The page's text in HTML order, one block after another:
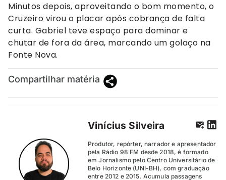
Minutos depois, aproveitando o bom momento, o
Cruzeiro virou o placar após cobrança de falta
curta. Gabriel teve espaço para dominar e
chutar de fora da área, marcando um golaço na
Fonte Nova.
Compartilhar matéria
Vinícius Silveira
Produtor, repórter, narrador e apresentador
pela Rádio 98 FM desde 2018, é formado
em Jornalismo pelo Centro Universitário de
Belo Horizonte (UNI-BH), com graduação
entre 2012 e 2015. Acumula passagens